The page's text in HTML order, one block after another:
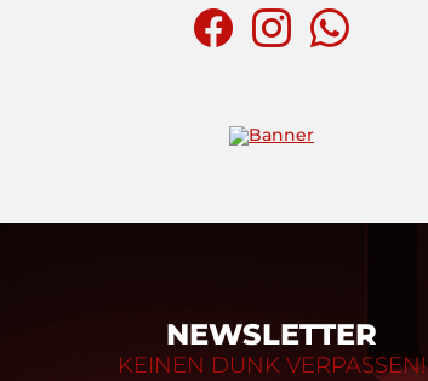
NEWSLETTER
KEINEN DUNK VERPASSEN!